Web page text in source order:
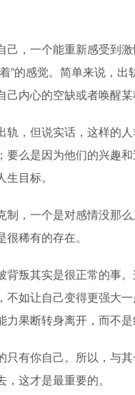
，一个能重新感受到激
”的感觉。简单来说，
内心的空缺或者唤醒某
，但说实话，这样的人
么是因为他们的兴趣
目标。
，一个是对感情没那么
稀有的存在。
其实是很正常的事。
如让自己变得更强大
果断转身离开，而不是
有你自己。所以，与
这才是最重要的。